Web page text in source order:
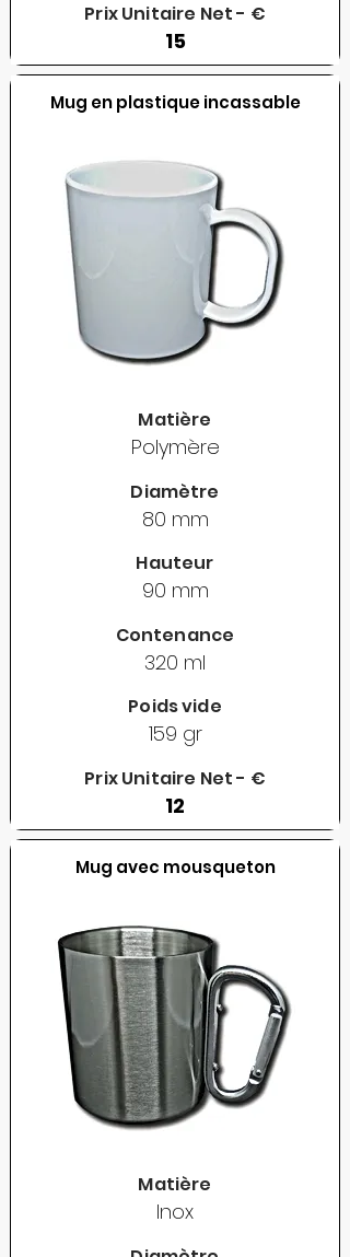
Prix Unitaire Net - €
15
Mug en plastique incassable
Matière
Polymère
Diamètre
80 mm
Hauteur
90 mm
Contenance
320 ml
Poids vide
159 gr
Prix Unitaire Net - €
12
Mug avec mousqueton
Matière
Inox